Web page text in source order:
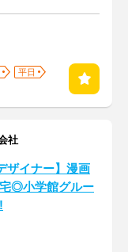
平日
社
ザイナー】漫画
◎小学館グルー